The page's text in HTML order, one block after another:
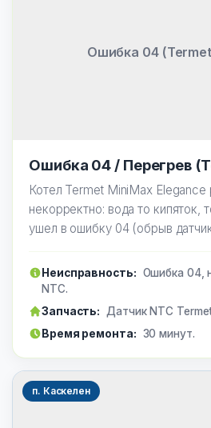
Ошибка 04
Ошибка 04 / Перегрев
Котел Termet MiniMax Elegance
некорректно: вода то кипяток,
ушел в ошибку 04 (обрыв
Неисправность: Ошибка 04,
NTC.
Запчасть: Датчик NTC
Время ремонта: 30 минут.
п. Каскелен